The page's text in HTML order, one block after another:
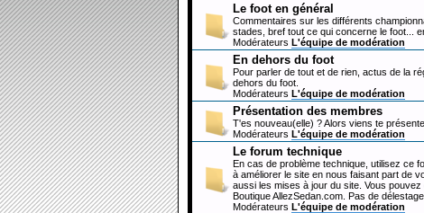
Le foot en général
Commentaires sur les différents
stades, bref tout ce qui concerne le foot...
Modérateurs L'équipe de modération
En dehors du foot
Pour parler de tout et de rien, actus de la
dehors du foot.
Modérateurs L'équipe de modération
Présentation des membres
T'es nouveau(elle) ? Alors viens te
Modérateurs L'équipe de modération
Le forum technique
En cas de problème technique, utilisez ce
à améliorer le site en nous faisant part de
aussi les mises à jour du site. Vous
Boutique AllezSedan.com. Pas de
Modérateurs L'équipe de modération